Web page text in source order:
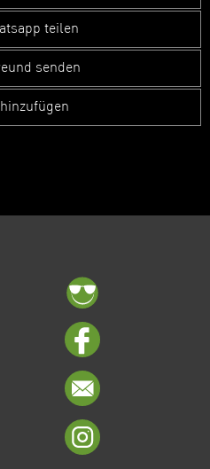
teilen
senden